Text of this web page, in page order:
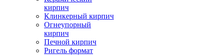
кирпич
Клинкерный кирпич
Огнеупорный
кирпич
Печной кирпич
Ригель формат